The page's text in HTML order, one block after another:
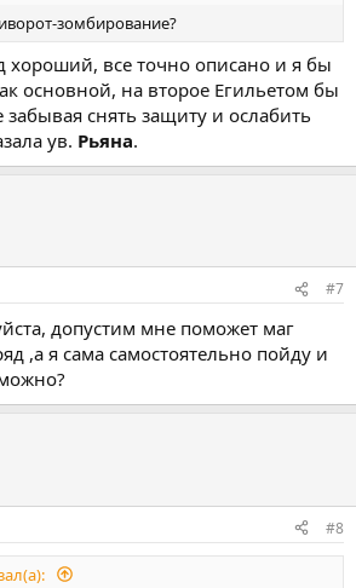
зомбирование?
хороший, все точно описано и я бы
основной, на второе Егильетом бы
снять защиту и ослабить
ув. Рьяна.
#7
допустим мне поможет маг
,а я сама самостоятельно пойду и
#8